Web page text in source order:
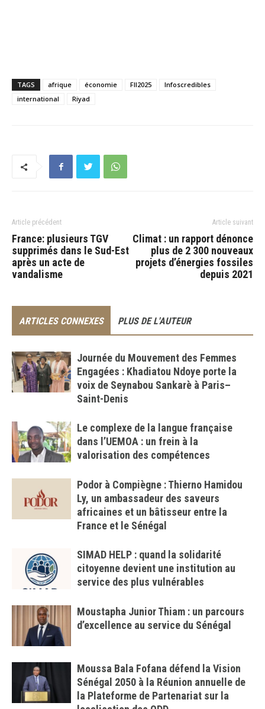
TAGS afrique économie FII2025
Infoscredibles
international
Riyad
Article précédent
France: plusieurs TGV
supprimés dans le Sud-Est
après un acte de
vandalisme
Article suivant
Climat : un rapport dénonce
plus de 2 300 nouveaux
projets d’énergies fossiles
depuis 2021
ARTICLES CONNEXES PLUS DE L'AUTEUR
Journée du Mouvement des Femmes
Engagées : Khadiatou Ndoye porte la
voix de Seynabou Sankarè à Paris–
Saint-Denis
Le complexe de la langue française
dans l’UEMOA : un frein à la
valorisation des compétences
Podor à Compiègne : Thierno Hamidou
Ly, un ambassadeur des saveurs
africaines et un bâtisseur entre la
France et le Sénégal
SIMAD HELP : quand la solidarité
citoyenne devient une institution au
service des plus vulnérables
Moustapha Junior Thiam : un parcours
d’excellence au service du Sénégal
Moussa Bala Fofana défend la Vision
Sénégal 2050 à la Réunion annuelle de
la Plateforme de Partenariat sur la